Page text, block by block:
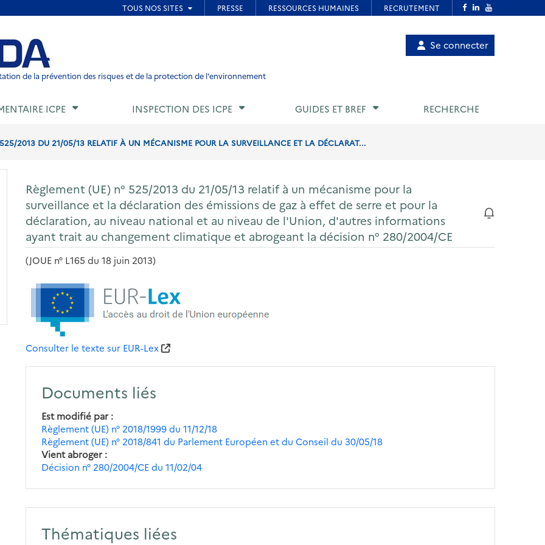
de page
de la prévention des risques et de la protection de l'environnement
Menu
utilisateur
Se connecter
ICPE INSPECTION DES ICPE GUIDES ET BREF RECHERCHE
2013 DU 21/05/13 RELATIF À UN MÉCANISME POUR LA SURVEILLANCE ET LA DÉCLARAT...
Règlement (UE) n° 525/2013 du 21/05/13 relatif à un mécanisme pour la
surveillance et la déclaration des émissions de gaz à effet de serre et pour la
déclaration, au niveau national et au niveau de l'Union, d'autres informations
ayant trait au changement climatique et abrogeant la décision n° 280/2004/CE
(JOUE n° L165 du 18 juin 2013)
Consulter le texte sur EUR-Lex
Documents liés
Est modifié par
Règlement (UE) n° 2018/1999 du 11/12/18
Règlement (UE) n° 2018/841 du Parlement Européen et du Conseil du 30/05/18
Vient abroger
Décision n° 280/2004/CE du 11/02/04
Thématiques liées